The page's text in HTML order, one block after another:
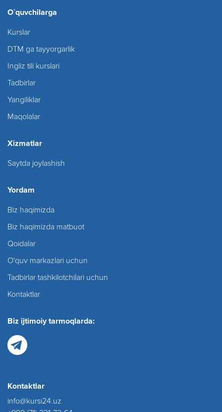
O`quvchilarga
Kurslar
DTM ga tayyorgarlik
Ingliz tili kurslari
Tadbirlar
Yangiliklar
Maqolalar
Xizmatlar
Saytda joylashish
Yordam
Biz haqimizda
Biz haqimizda matbuot
Qoidalar
O'quv markazlari uchun
Tadbirlar tashkilotchilari uchun
Kontaktlar
Biz ijtimoiy tarmoqlarda:
Kontaktlar
info@kursi24.uz